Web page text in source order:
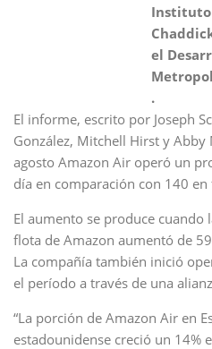
Instituto
el
.
El informe, escrito por Joseph
González, Mitchell Hirst y Abby
agosto Amazon Air operó un
día en comparación con 140 en
El aumento se produce cuando
flota de Amazon aumentó de
La compañía también inició
el período a través de una
“La porción de Amazon Air en
estadounidense creció un 14%